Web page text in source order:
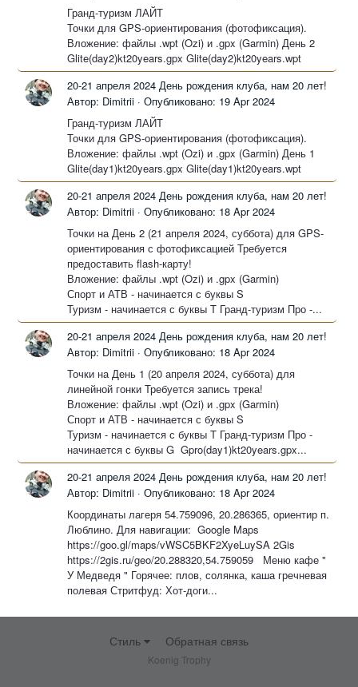
Гранд-туризм ЛАЙТ
Точки для GPS-ориентирования (фотофиксация).
Вложение: файлы .wpt (Ozi) и .gpx (Garmin) День 2
Glite(day2)kt20years.gpx Glite(day2)kt20years.wpt
20-21 апреля 2024 День рождения клуба, нам 20 лет!
Автор: Dimitrii · Опубликовано: 19 Apr 2024
Гранд-туризм ЛАЙТ
Точки для GPS-ориентирования (фотофиксация).
Вложение: файлы .wpt (Ozi) и .gpx (Garmin) День 1
Glite(day1)kt20years.gpx Glite(day1)kt20years.wpt
20-21 апреля 2024 День рождения клуба, нам 20 лет!
Автор: Dimitrii · Опубликовано: 18 Apr 2024
Точки на День 2 (21 апреля 2024, суббота) для GPS-
ориентирования с фотофиксацией Требуется
предоставить flash-карту!
Вложение: файлы .wpt (Ozi) и .gpx (Garmin)
Спорт и АТВ - начинается с буквы S
Туризм - начинается с буквы T Гранд-туризм Про -...
20-21 апреля 2024 День рождения клуба, нам 20 лет!
Автор: Dimitrii · Опубликовано: 18 Apr 2024
Точки на День 1 (20 апреля 2024, суббота) для
линейной гонки Требуется запись трека!
Вложение: файлы .wpt (Ozi) и .gpx (Garmin)
Спорт и АТВ - начинается с буквы S
Туризм - начинается с буквы T Гранд-туризм Про -
начинается с буквы G Gpro(day1)kt20years.gpx...
20-21 апреля 2024 День рождения клуба, нам 20 лет!
Автор: Dimitrii · Опубликовано: 18 Apr 2024
Координаты лагеря 54.759096, 20.286365, ориентир п.
Люблино. Для навигации: Google Maps
https://goo.gl/maps/vWSC5BKF2XyeLuySA 2Gis
https://2gis.ru/geo/20.288320,54.759059 Меню кафе "
У Медведя " Горячее: плов, солянка, каша гречневая
полевая Стритфуд: Хот-доги...
Стиль Обратная связь
Koenig Trophy